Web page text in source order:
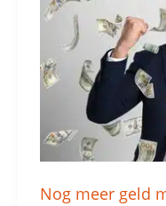
Nog meer geld
geld
maakt
je
gelukkiger!